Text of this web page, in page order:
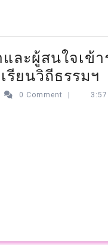
ละผู้สนใจเข้า
ยนวิถีธรรมฯ
0 Comment